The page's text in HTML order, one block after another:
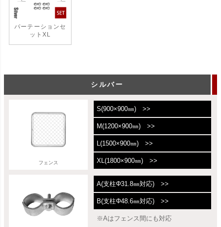
パーテーションセ
ットXL
シルバー
フェンス
S(900×900㎜) >>
M(1200×900㎜) >>
L(1500×900㎜) >>
XL(1800×900㎜) >>
A(支柱Φ31.8㎜対応) >>
B(支柱Φ48.6㎜対応) >>
※Aはフェンス間にも対応